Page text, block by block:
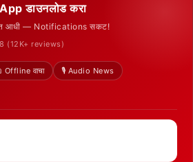
App डाउनलोड करा
आधी — Notifications सकट!
(12K+ reviews)
Offline वाचा
🎙️ Audio News